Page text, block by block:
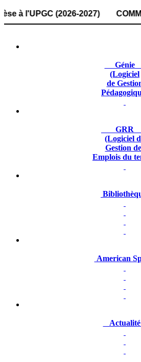
l'UPGC (2026-2027)
Génie
(Logiciel
de
(Logiciel
Gestion
Emplois du
American